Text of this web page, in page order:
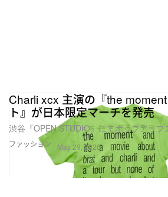
ファッション
Charli xcx 主演の『the
ト』が日本限定マーチを発売
渋谷『OPEN STUDIO』にてポップアップ
May 29, 2026